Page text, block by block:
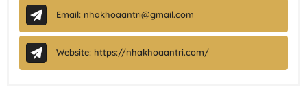
Email: nhakhoaantri@gmail.com
Website: https://nhakhoaantri.com/